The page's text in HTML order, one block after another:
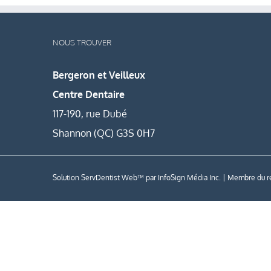
NOUS TROUVER
Bergeron et Veilleux
Centre Dentaire
117-190, rue Dubé
Shannon (QC) G3S 0H7
Solution ServDentist Web™ par InfoSign Média Inc. | Membre du